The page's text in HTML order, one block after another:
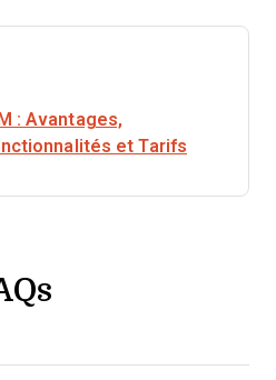
: Avantages,
et Tarifs